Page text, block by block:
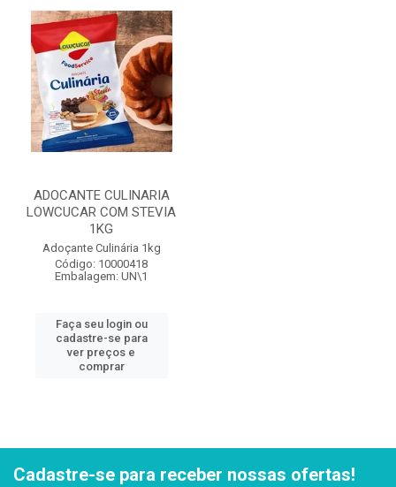
ADOCANTE CULINARIA
LOWCUCAR COM STEVIA
1KG
Adoçante Culinária 1kg
Código: 10000418
Embalagem: UN\1
Faça seu login ou
cadastre-se para
ver preços e
comprar
Cadastre-se para receber nossas ofertas!